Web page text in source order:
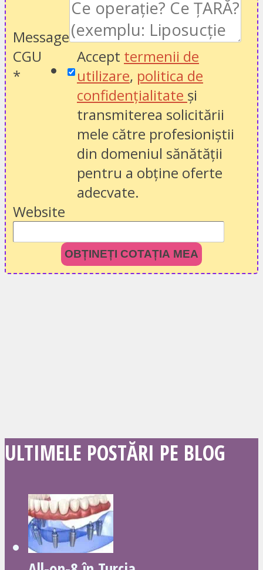
Message
CGU
*
Accept termenii de
utilizare, politica de
confidențialitate și
transmiterea solicitării
mele către profesioniștii
din domeniul sănătății
pentru a obține oferte
adecvate.
Website
OBȚINEȚI COTAȚIA MEA
ULTIMELE POSTĂRI PE BLOG